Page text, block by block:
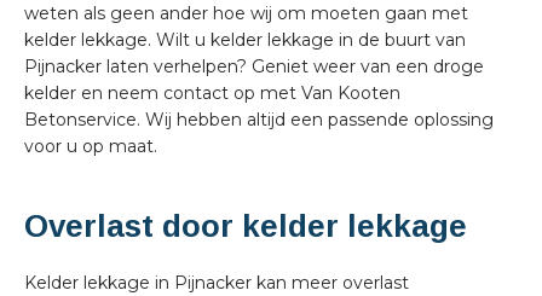
weten als geen ander hoe wij om moeten gaan met
kelder lekkage. Wilt u kelder lekkage in de buurt van
Pijnacker laten verhelpen? Geniet weer van een droge
kelder en neem contact op met Van Kooten
Betonservice. Wij hebben altijd een passende oplossing
voor u op maat.
Overlast door kelder lekkage
Kelder lekkage in Pijnacker kan meer overlast